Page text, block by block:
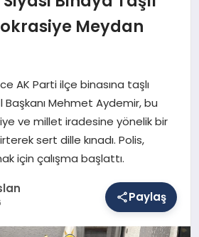
Meydan
AK Parti ilçe binasına taşlı
Başkanı Mehmet Aydemir, bu
ve millet iradesine yönelik bir
sert dille kınadı. Polis,
için çalışma başlattı.
Paylaş